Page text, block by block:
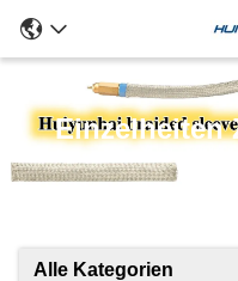
Einzelheiten
Alle Kategorien